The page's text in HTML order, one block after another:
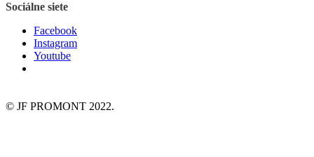
Sociálne siete
Facebook
Instagram
Youtube
© JF PROMONT 2022.